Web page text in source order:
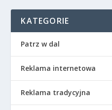
KATEGORIE
Patrz w dal
Reklama internetowa
Reklama tradycyjna